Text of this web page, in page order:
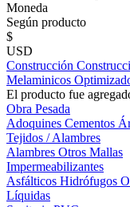
Moneda
Según producto
$
USD
Construcción
Melaminicos
El producto fue
Obra Pesada
Adoquines Cementos
Tejidos / Alambres
Alambres Otros Mallas
Impermeabilizantes
Asfálticos Hidrófugos
Líquidas